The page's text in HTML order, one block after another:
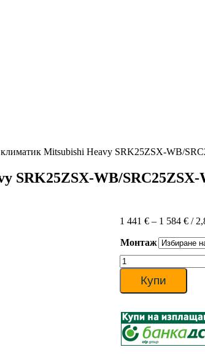
Mitsubishi Heavy SRK25ZSX-WB/
SRK25ZSX-WB/
1 441 € – 1 584 €
1
441
/
Монтаж
количество
за
Хиперинверторен
климатик
SRK25ZSX-
WB/SRC25ZSX-
W
Купи